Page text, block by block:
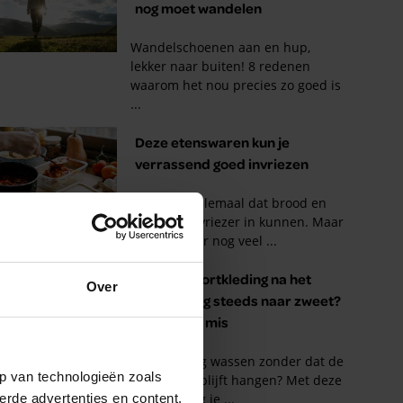
Over
van technologieën zoals
advertenties en content,